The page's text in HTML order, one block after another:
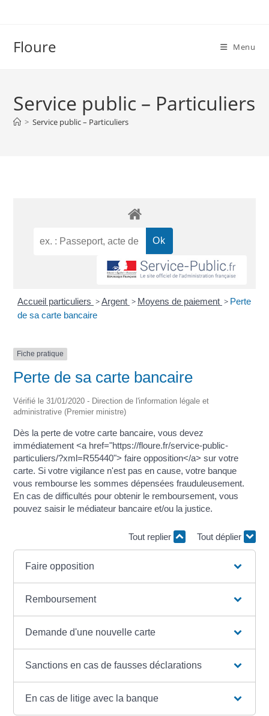
Floure Menu
Service public – Particuliers
> Service public – Particuliers
Accueil particuliers >Argent > Moyens de paiement > Perte
de sa carte bancaire
Fiche pratique
Perte de sa carte bancaire
Vérifié le 31/01/2020 - Direction de l'information légale et
administrative (Premier ministre)
Dès la perte de votre carte bancaire, vous devez
immédiatement <a href="https://floure.fr/service-public-
particuliers/?xml=R55440"> faire opposition</a> sur votre
carte. Si votre vigilance n'est pas en cause, votre banque
vous rembourse les sommes dépensées frauduleusement.
En cas de difficultés pour obtenir le remboursement, vous
pouvez saisir le médiateur bancaire et/ou la justice.
Tout replier Tout déplier
Faire opposition
Remboursement
Demande d'une nouvelle carte
Sanctions en cas de fausses déclarations
En cas de litige avec la banque